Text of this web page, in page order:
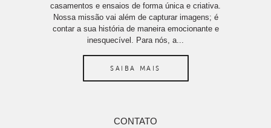
casamentos e ensaios de forma única e criativa.
Nossa missão vai além de capturar imagens; é
contar a sua história de maneira emocionante e
inesquecível. Para nós, a...
SAIBA MAIS
CONTATO